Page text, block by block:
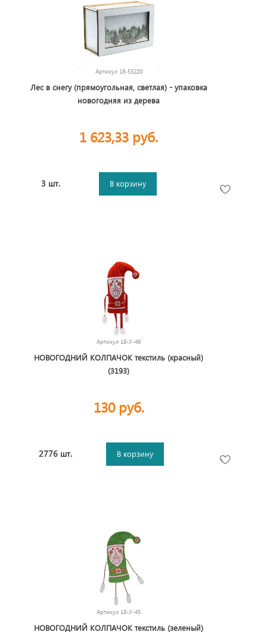
Артикул 18-53220
Лес в снегу (прямоугольная, светлая) - упаковка
новогодняя из дерева
1 623,33 руб.
3 шт. В корзину
Артикул 18-У-46
НОВОГОДНИЙ КОЛПАЧОК текстиль (красный)
(3193)
130 руб.
2776 шт. В корзину
Артикул 18-У-45
НОВОГОДНИЙ КОЛПАЧОК текстиль (зеленый)